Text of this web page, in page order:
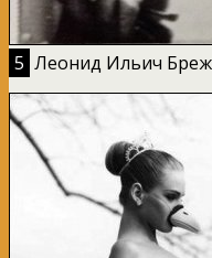
5 Леонид Ильич